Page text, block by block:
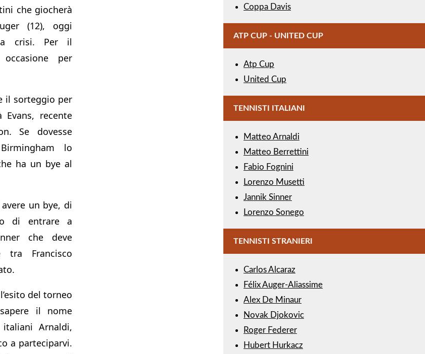
che giocherà
(12), oggi
crisi. Per il
per
il sorteggio per
recente
Se dovesse
lo
ha un bye al
un bye, di
di entrare a
che deve
tra Francisco
del torneo
il nome
italiani Arnaldi,
a parteciparvi.
Coppa Davis
ATP CUP - UNITED CUP
Atp Cup
United Cup
TENNISTI ITALIANI
Matteo Arnaldi
Matteo Berrettini
Fabio Fognini
Lorenzo Musetti
Jannik Sinner
Lorenzo Sonego
TENNISTI STRANIERI
Carlos Alcaraz
Félix Auger-Aliassime
Alex De Minaur
Novak Djokovic
Roger Federer
Hubert Hurkacz